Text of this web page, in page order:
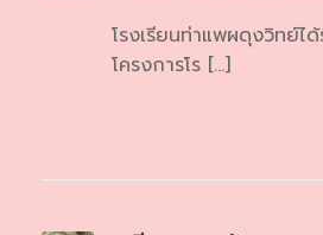
โรงเรียนท่าแพผดุงวิทย์ได้
โครงการโร […]